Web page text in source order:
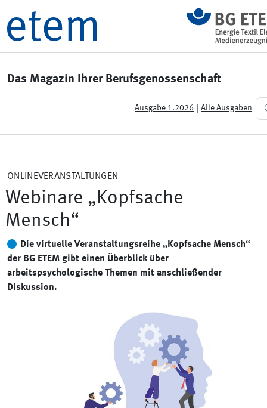
Das Magazin Ihrer Berufsgenossenschaft
Ausgabe 1.2026 Alle Ausgaben
ONLINEVERANSTALTUNGEN
Webinare „Kopfsache
Mensch“
Die virtuelle Veranstaltungsreihe „Kopfsache Mensch“
der BG ETEM gibt einen Überblick über
arbeitspsychologische Themen mit anschließender
Diskussion.